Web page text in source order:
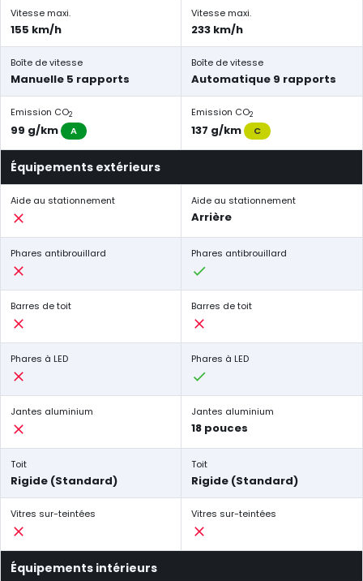
Vitesse maxi.
155 km/h
Vitesse maxi.
233 km/h
Boîte de vitesse
Manuelle 5 rapports
Boîte de vitesse
Automatique 9 rapports
Emission CO2
99 g/km A
Emission CO2
137 g/km C
Équipements extérieurs
Aide au stationnement Aide au stationnement
Arrière
Phares antibrouillard Phares antibrouillard
Barres de toit Barres de toit
Phares à LED Phares à LED
Jantes aluminium Jantes aluminium
18 pouces
Toit
Rigide (Standard)
Toit
Rigide (Standard)
Vitres sur-teintées Vitres sur-teintées
Équipements intérieurs